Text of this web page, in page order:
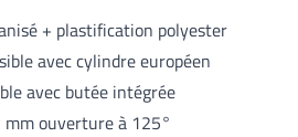
+ plastification polyester
avec cylindre européen
avec butée intégrée
mm ouverture à 125°